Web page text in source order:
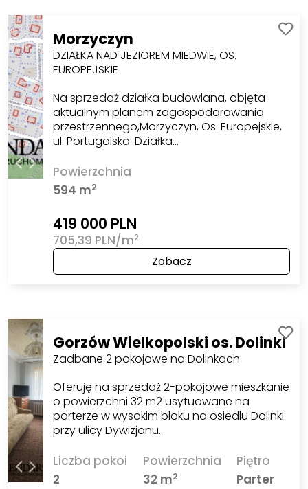
Morzyczyn
DZIAŁKA NAD JEZIOREM MIEDWIE, OS.
EUROPEJSKIE
Na sprzedaż działka budowlana, objęta
aktualnym planem zagospodarowania
przestrzennego,Morzyczyn, Os. Europejskie,
ul. Portugalska. Działka…
Powierzchnia
594 m2
419 000 PLN
705,39 PLN/m2
Zobacz
Gorzów Wielkopolski os. Dolinki
Zadbane 2 pokojowe na Dolinkach
Oferuję na sprzedaż 2-pokojowe mieszkanie
o powierzchni 32 m2 usytuowane na
parterze w wysokim bloku na osiedlu Dolinki
przy ulicy Dywizjonu…
Liczba pokoi
2
Powierzchnia
32 m2
Piętro
Parter